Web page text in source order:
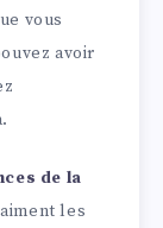
vous
avoir
de la
les